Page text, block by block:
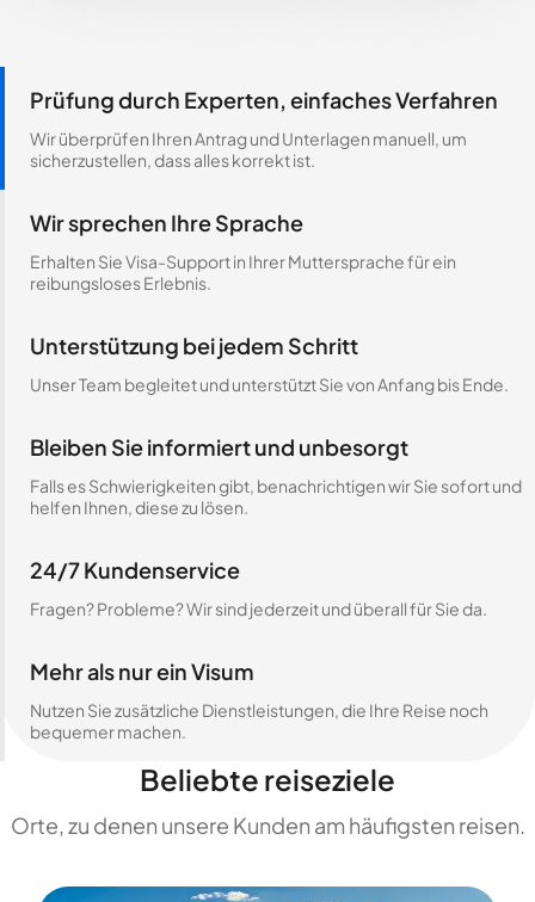
Prüfung durch Experten, einfaches Verfahren
Wir überprüfen Ihren Antrag und Unterlagen manuell, um
sicherzustellen, dass alles korrekt ist.
Wir sprechen Ihre Sprache
Erhalten Sie Visa-Support in Ihrer Muttersprache für ein
reibungsloses Erlebnis.
Unterstützung bei jedem Schritt
Unser Team begleitet und unterstützt Sie von Anfang bis Ende.
Bleiben Sie informiert und unbesorgt
Falls es Schwierigkeiten gibt, benachrichtigen wir Sie sofort und
helfen Ihnen, diese zu lösen.
24/7 Kundenservice
Fragen? Probleme? Wir sind jederzeit und überall für Sie da.
Mehr als nur ein Visum
Nutzen Sie zusätzliche Dienstleistungen, die Ihre Reise noch
bequemer machen.
Beliebte reiseziele
Orte, zu denen unsere Kunden am häufigsten reisen.